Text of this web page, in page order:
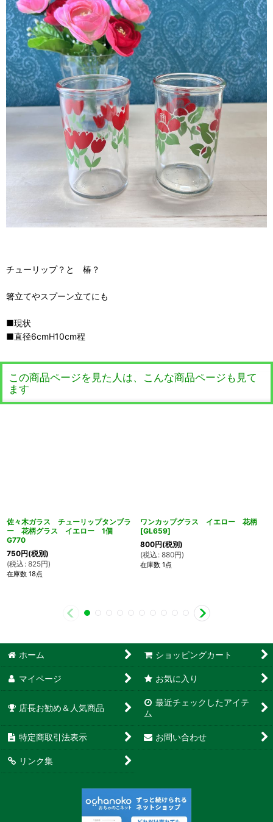
チューリップ？と 椿？
箸立てやスプーン立てにも
■現状
■直径6cmH10cm程
この商品ページを見た人は、こんな商品ページも見て
ます
佐々木ガラス チューリップタンブラ
ー 花柄グラス イエロー 1個
G770
750円(税別)
(税込 : 825円)
在庫数 18点
ワンカップグラス イエロー 花柄
[GL659]
800円(税別)
(税込 : 880円)
在庫数 1点
ホーム ショッピングカート
マイページ お気に入り
店長お勧め＆人気商品
最近チェックしたアイテ
ム
特定商取引法表示 お問い合わせ
リンク集